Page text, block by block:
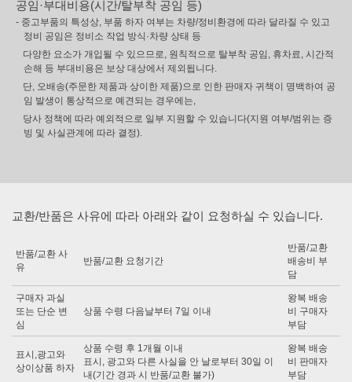
공임·부대비용(시간/탈부착 공임 등)
- 중고부품의 특성상, 부품 하자 여부는 차량/정비환경에 따라 달라질 수 있고
정비 공임은 정비소 작업 방식·차량 상태 등
다양한 요소가 개입될 수 있으므로, 원칙적으로 탈부착 공임, 휴차료, 시간적
손해 등 부대비용은 보상 대상에서 제외됩니다.
단, 오배송(주문한 제품과 상이한 제품)으로 인한 판매자 귀책이 명백하여 공
임 발생이 통상적으로 예견되는 경우에는,
당사 정책에 따라 예외적으로 일부 지원할 수 있습니다(지원 여부/범위는 증
빙 및 사실관계에 따라 결정).
교환/반품은 사유에 따라 아래와 같이 요청하실 수 있습니다.
반품/교환 사
유
반품/교환 요청기간
반품/교환
배송비 부
담
구매자 과실
또는 단순 변
심
상품 수령 다음날부터 7일 이내
왕복 배송
비 구매자
부담
표시,광고와
상이상품 하자
상품 수령 후 1개월 이내
표시, 광고와 다른 사실을 안 날로부터 30일 이
내(기간 경과 시 반품/교환 불가)
왕복 배송
비 판매자
부담